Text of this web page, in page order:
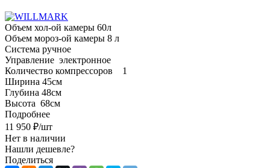
Объем хол-ой камеры 60л
Объем мороз-ой камеры 8 л
Система ручное
Управление электронное
Количество компрессоров 1
Ширина 45см
Глубина 48см
Высота 68см
Подробнее
11 950 ₽/шт
Нет в наличии
Нашли дешевле?
Поделиться